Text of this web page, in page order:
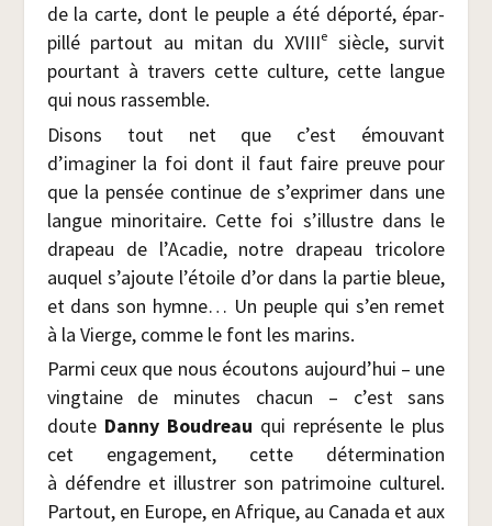
de la carte, dont le peuple a été dépor­té, épar­
pillé par­tout au mitan du XVIIIe
siècle, sur­vit
pour­tant à tra­vers cette culture, cette langue
qui nous rassemble.
Disons tout net que c’est émou­vant
d’imaginer la foi dont il faut faire preuve pour
que la pen­sée conti­nue de s’exprimer dans une
langue mino­ri­taire. Cette foi s’illustre dans le
dra­peau de l’Acadie, notre dra­peau tri­co­lore
auquel s’ajoute l’étoile d’or dans la par­tie bleue,
et dans son hymne… Un peuple qui s’en remet
à la Vierge, comme le font les marins.
Par­mi ceux que nous écou­tons aujourd’hui – une
ving­taine de minutes cha­cun – c’est sans
doute Dan­ny Bou­dreau qui repré­sente le plus
cet enga­ge­ment, cette déter­mi­na­tion
à défendre et illus­trer son patri­moine cultu­rel.
Par­tout, en Europe, en Afrique, au Cana­da et aux